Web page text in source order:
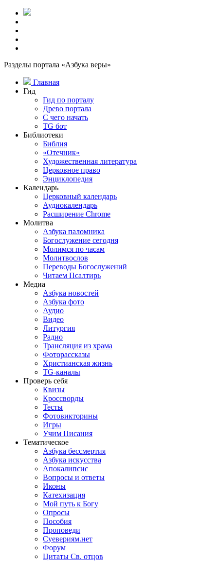
Разделы портала «Азбука веры»
Главная
Гид
Гид по порталу
Древо портала
С чего начать
TG бот
Библиотеки
Библия
«Отечник»
Художественная литература
Церковное право
Энциклопедия
Календарь
Церковный календарь
Аудиокалендарь
Расширение Chrome
Молитва
Азбука паломника
Богослужение сегодня
Молимся по часам
Молитвослов
Переводы Богослужений
Читаем Псалтирь
Медиа
Азбука новостей
Азбука фото
Аудио
Видео
Литургия
Радио
Трансляция из храма
Фоторассказы
Христианская жизнь
TG-каналы
Проверь себя
Квизы
Кроссворды
Тесты
Фотовикторины
Игры
Учим Писания
Тематическое
Азбука бессмертия
Азбука искусства
Апокалипсис
Вопросы и ответы
Иконы
Катехизация
Мой путь к Богу
Опросы
Пособия
Проповеди
Суевериям.нет
Форум
Цитаты Св. отцов